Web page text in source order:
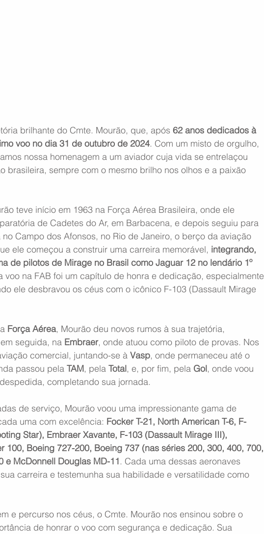
brilhante do Cmte. Mourão, que, após 62 anos dedicados à
voo no dia 31 de outubro de 2024. Com um misto de orgulho,
nossa homenagem a um aviador cuja vida se entrelaçou
brasileira, sempre com o mesmo brilho nos olhos e a paixão
teve início em 1963 na Força Aérea Brasileira, onde ele
de Cadetes do Ar, em Barbacena, e depois seguiu para
Campo dos Afonsos, no Rio de Janeiro, o berço da aviação
ele começou a construir uma carreira memorável, integrando,
de pilotos de Mirage no Brasil como Jaguar 12 no lendário 1º
voo na FAB foi um capítulo de honra e dedicação, especialmente
ele desbravou os céus com o icônico F-103 (Dassault Mirage
Força Aérea, Mourão deu novos rumos à sua trajetória,
seguida, na Embraer, onde atuou como piloto de provas. Nos
comercial, juntando-se à Vasp, onde permaneceu até o
passou pela TAM, pela Total, e, por fim, pela Gol, onde voou
completando sua jornada.
de serviço, Mourão voou uma impressionante gama de
uma com excelência: Focker T-21, North American T-6, F-
Star), Embraer Xavante, F-103 (Dassault Mirage III),
100, Boeing 727-200, Boeing 737 (nas séries 200, 300, 400, 700,
e McDonnell Douglas MD-11. Cada uma dessas aeronaves
carreira e testemunha sua habilidade e versatilidade como
e percurso nos céus, o Cmte. Mourão nos ensinou sobre o
de honrar o voo com segurança e dedicação. Sua